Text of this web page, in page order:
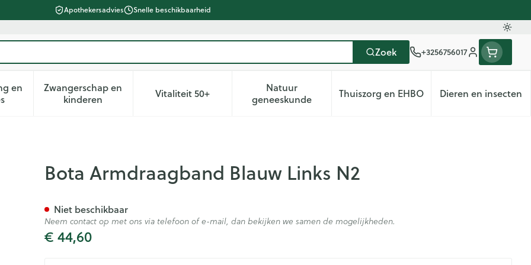
Apothekersadvies Snelle beschikbaarheid
Zoek +3256756017
Klant menu
verzorging en hygiëne categorie
en
submenu voor Dieet, voeding en vitamines categorie
Zwangerschap en
kinderenToon submenu voor Zwangerschap en kinderen categorie
Vitaliteit 50+Toon submenu voor Vitaliteit 50+ categorie
Natuur
geneeskundeToon submenu voor Natuur geneeskunde categorie
Thuiszorg en EHBOToon submenu voor Thuiszorg
Dieren en insecten
Toon
N2
Bota Armdraagband Blauw Links N2
€ 44,60
Niet beschikbaar
Neem contact op met ons via telefoon of e-mail, dan bekijken we samen de mogelijkheden.